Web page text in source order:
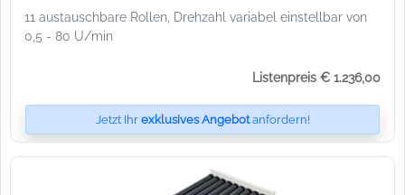
11 austauschbare Rollen, Drehzahl variabel einstellbar von
0,5 - 80 U/min
Listenpreis € 1.236,00
Jetzt Ihr exklusives Angebotanfordern!